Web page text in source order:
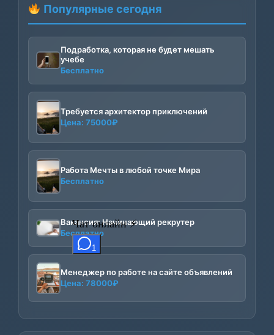
Популярные сегодня
Подработка, которая не будет мешать
учебе
Бесплатно
Требуется архитектор приключений
Цена: 75000₽
Работа Мечты в любой точке Мира
Бесплатно
Вакансия: Начинающий рекрутер
Бесплатно
Менеджер по работе на сайте объявлений
Цена: 78000₽